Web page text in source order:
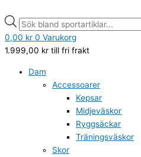
0,00 kr 0 Varukorg
1.999,00 kr till fri frakt
Dam
Accessoarer
Kepsar
Midjeväskor
Ryggsäckar
Träningsväskor
Skor